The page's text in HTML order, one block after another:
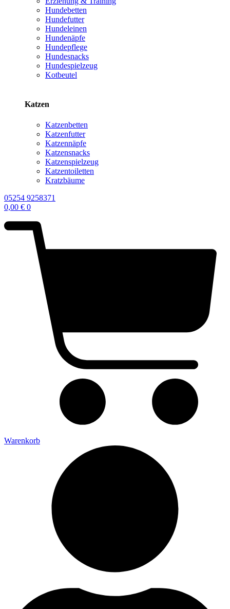
Hundebetten
Hundefutter
Hundeleinen
Hundenäpfe
Hundepflege
Hundesnacks
Hundespielzeug
Kotbeutel
Katzen
Katzenbetten
Katzenfutter
Katzennäpfe
Katzensnacks
Katzenspielzeug
Katzentoiletten
Kratzbäume
05254 9258371
0,00 € 0
Warenkorb